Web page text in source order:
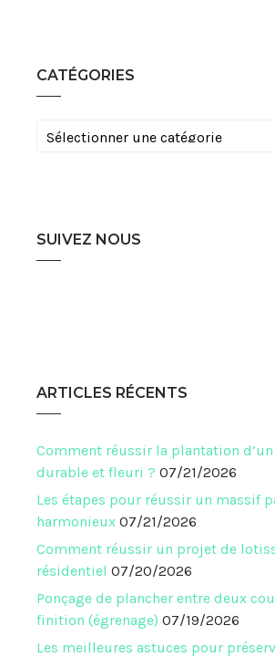
CATÉGORIES
Catégories
SUIVEZ NOUS
ARTICLES RÉCENTS
Comment réussir la plantation
durable et fleuri ? 07/21/2026
Les étapes pour réussir un massif
harmonieux 07/21/2026
Comment réussir un projet de
résidentiel 07/20/2026
Ponçage de plancher entre deux
finition (égrenage) 07/19/2026
Les meilleures astuces pour